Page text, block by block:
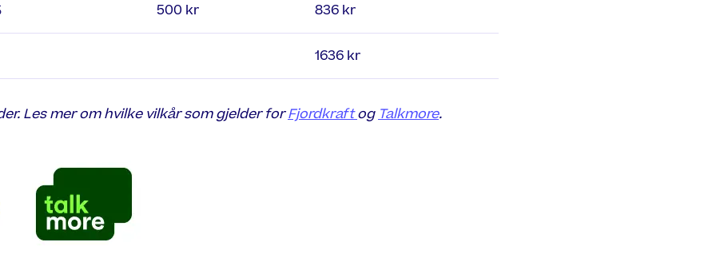
500 kr 836 kr
1636 kr
Les mer om hvilke vilkår som gjelder forFjordkraftogTalkmore.